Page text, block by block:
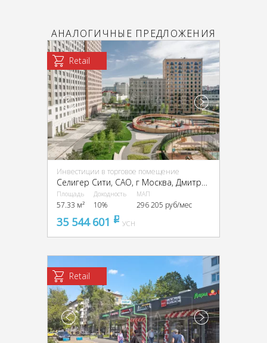
АНАЛОГИЧНЫЕ ПРЕДЛОЖЕНИЯ
Retail
Инвестиции в торговое помещение
Селигер Сити, CАО, г Москва, Дмитровское ш., 87, стр. 2, 3
Площадь
57.33 м²
Доходность
10%
МАП
296 205 руб/мес
35 544 601 pуб
УСН
Retail